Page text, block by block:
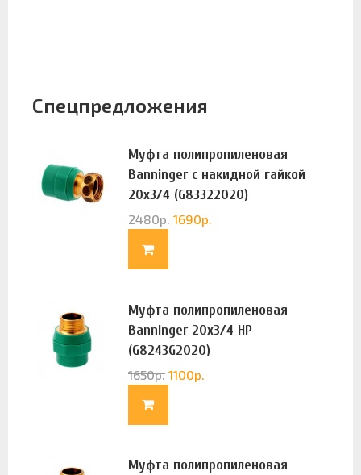
Спецпредложения
Муфта полипропиленовая
Banninger с накидной гайкой
20х3/4 (G83322020)
2480р. 1690р.
Муфта полипропиленовая
Banninger 20х3/4 НР
(G8243G2020)
1650р. 1100р.
Муфта полипропиленовая